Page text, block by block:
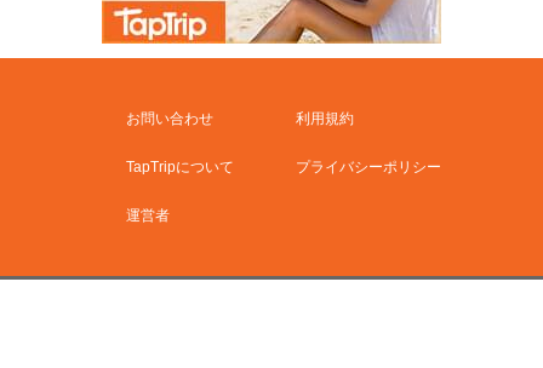
お問い合わせ 利用規約
TapTripについて プライバシーポリシー
運営者